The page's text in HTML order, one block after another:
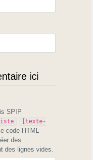
ici
SPIP
[texte-
code HTML
des
des lignes vides.